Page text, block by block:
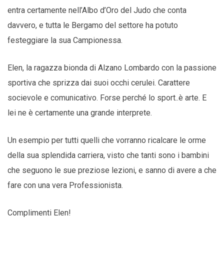
entra certamente nell’Albo d’Oro del Judo che conta
davvero, e tutta le Bergamo del settore ha potuto
festeggiare la sua Campionessa.
Elen, la ragazza bionda di Alzano Lombardo con la passione
sportiva che sprizza dai suoi occhi cerulei. Carattere
socievole e comunicativo. Forse perché lo sport..è arte. E
lei ne è certamente una grande interprete.
Un esempio per tutti quelli che vorranno ricalcare le orme
della sua splendida carriera, visto che tanti sono i bambini
che seguono le sue preziose lezioni, e sanno di avere a che
fare con una vera Professionista.
Complimenti Elen!